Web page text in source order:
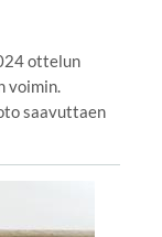
ottelun
voimin.
saavuttaen